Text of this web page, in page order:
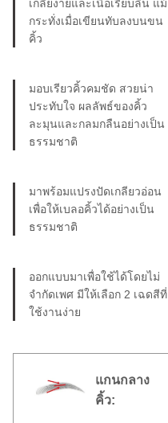
เกลี่ยง่ายและเนื้อเรียบลื่น แม้
กระทั่งเมื่อเขียนทับลงบนขน
คิ้ว
มอบเรียวคิ้วคมชัด สวยน่า
ประทับใจ ผลลัพธ์ของคิ้ว
ละมุนและกลมกลืนอย่างเป็น
ธรรมชาติ
มาพร้อมแปรงปัดเกลียวอ่อน
เพื่อให้เบลอคิ้วได้อย่างเป็น
ธรรมชาติ
ออกแบบมาเพื่อใช้ได้โดยไม่
จำกัดเพศ มีให้เลือก 2 เฉดสีที่
ใช้งานง่าย
แกนกลาง
คิ้ว: